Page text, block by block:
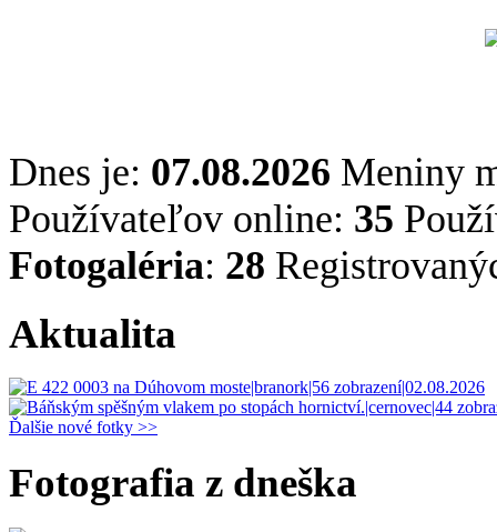
Dnes je: 07.08.2026 Meniny
Používateľov online: 35
Fotogaléria: 28
Aktualita
Ďalšie nové fotky >>
Fotografia z dneška